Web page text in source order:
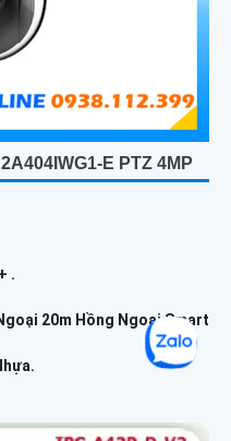
E PTZ 4MP
.
20m Hồng Ngoại Smart